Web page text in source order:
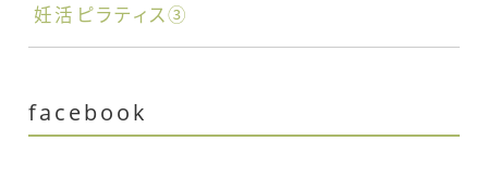
妊活ピラティス③
facebook